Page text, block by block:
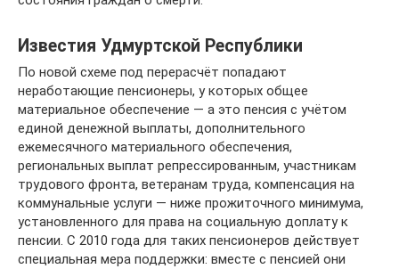
Известия Удмуртской Республики
По новой схеме под перерасчёт попадают
неработающие пенсионеры, у которых общее
материальное обеспечение — а это пенсия с учётом
единой денежной выплаты, дополнительного
ежемесячного материального обеспечения,
региональных выплат репрессированным, участникам
трудового фронта, ветеранам труда, компенсация на
коммунальные услуги — ниже прожиточного минимума,
установленного для права на социальную доплату к
пенсии. С 2010 года для таких пенсионеров действует
специальная мера поддержки: вместе с пенсией они